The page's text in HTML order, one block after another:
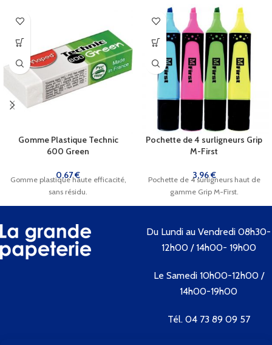
Gomme Plastique Technic
600 Green
0,67€
Gomme plastique haute efficacité,
sans résidu.
Pochette de 4 surligneurs Grip
M-First
3,96€
Pochette de 4 surligneurs haut de
gamme Grip M-First.
Du Lundi au Vendredi 08h30-
12h00 / 14h00- 19h00
Le Samedi 10h00-12h00 /
14h00-19h00
Tél. 04 73 89 09 57